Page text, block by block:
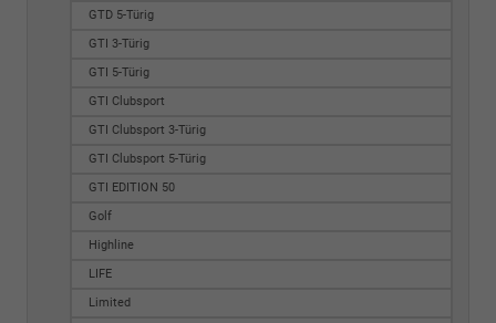
GTD 5-Türig
GTI 3-Türig
GTI 5-Türig
GTI Clubsport
GTI Clubsport 3-Türig
GTI Clubsport 5-Türig
GTI EDITION 50
Golf
Highline
LIFE
Limited